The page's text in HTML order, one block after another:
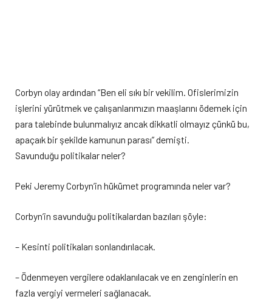
Corbyn olay ardından “Ben eli sıkı bir vekilim. Ofislerimizin
işlerini yürütmek ve çalışanlarımızın maaşlarını ödemek için
para talebinde bulunmalıyız ancak dikkatli olmayız çünkü bu,
apaçaık bir şekilde kamunun parası” demişti.
Savunduğu politikalar neler?
Peki Jeremy Corbyn’in hükümet programında neler var?
Corbyn’in savunduğu politikalardan bazıları şöyle:
– Kesinti politikaları sonlandırılacak.
– Ödenmeyen vergilere odaklanılacak ve en zenginlerin en
fazla vergiyi vermeleri sağlanacak.